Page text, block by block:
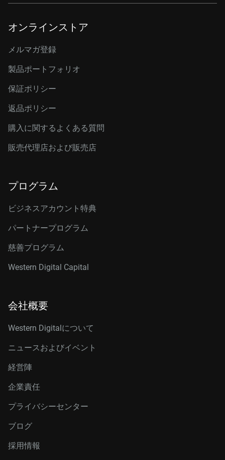
オンラインストア
メルマガ登録
製品ポートフォリオ
保証ポリシー
返品ポリシー
購入に関するよくある質問
販売代理店および販売店
プログラム
ビジネスアカウント特典
パートナープログラム
慈善プログラム
Western Digital Capital
会社概要
Western Digitalについて
ニュースおよびイベント
経営陣
企業責任
プライバシーセンター
ブログ
採用情報